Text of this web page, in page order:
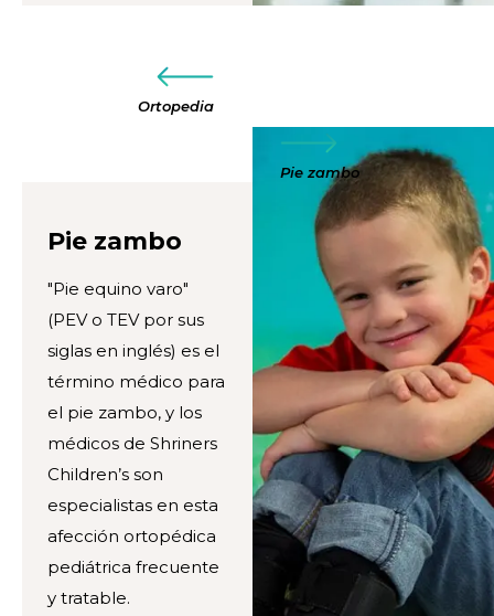
Ortopedia
Pie zambo
Pie zambo
"Pie equino varo"
(PEV o TEV por sus
siglas en inglés) es el
término médico para
el pie zambo, y los
médicos de Shriners
Children’s son
especialistas en esta
afección ortopédica
pediátrica frecuente
y tratable.